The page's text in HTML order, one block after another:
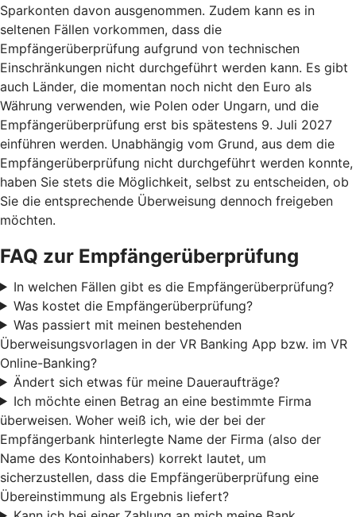
Sparkonten davon ausgenommen. Zudem kann es in
seltenen Fällen vorkommen, dass die
Empfängerüberprüfung aufgrund von technischen
Einschränkungen nicht durchgeführt werden kann. Es gibt
auch Länder, die momentan noch nicht den Euro als
Währung verwenden, wie Polen oder Ungarn, und die
Empfängerüberprüfung erst bis spätestens 9. Juli 2027
einführen werden. Unabhängig vom Grund, aus dem die
Empfängerüberprüfung nicht durchgeführt werden konnte,
haben Sie stets die Möglichkeit, selbst zu entscheiden, ob
Sie die entsprechende Überweisung dennoch freigeben
möchten.
FAQ zur Empfängerüberprüfung
In welchen Fällen gibt es die Empfängerüberprüfung?
Was kostet die Empfängerüberprüfung?
Was passiert mit meinen bestehenden
Überweisungsvorlagen in der VR Banking App bzw. im VR
Online-Banking?
Ändert sich etwas für meine Daueraufträge?
Ich möchte einen Betrag an eine bestimmte Firma
überweisen. Woher weiß ich, wie der bei der
Empfängerbank hinterlegte Name der Firma (also der
Name des Kontoinhabers) korrekt lautet, um
sicherzustellen, dass die Empfängerüberprüfung eine
Übereinstimmung als Ergebnis liefert?